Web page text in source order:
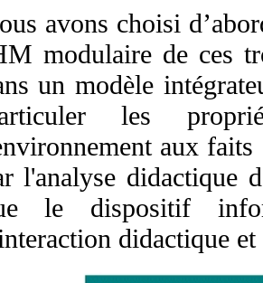
avons choisi
modulaire de ces
un modèle
les
aux faits
l'analyse didactique
le dispositif
didactique